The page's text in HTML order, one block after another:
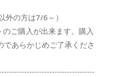
外の方は7/6～）
ご購入が出来ます。購入
あらかじめご了承くださ